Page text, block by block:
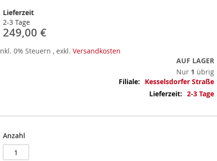
Lieferzeit
2-3 Tage
249,00 €
0% Steuern , exkl. Versandkosten
AUF LAGER
Nur 1 übrig
Mehr
Informationen
Kesselsdorfer Straße
2-3 Tage
Anzahl